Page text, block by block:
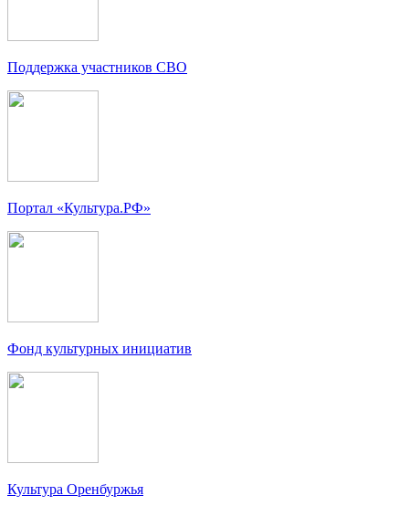
Поддержка участников СВО
Портал «Культура.РФ»
Фонд культурных инициатив
Культура Оренбуржья